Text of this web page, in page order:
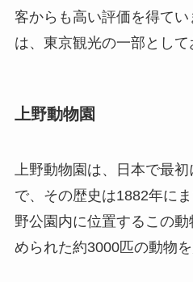
客からも高い評価を得て
は、東京観光の一部として
上野動物園
上野動物園は、日本で最
で、その歴史は1882年に
野公園内に位置するこの
められた約3000匹の動物